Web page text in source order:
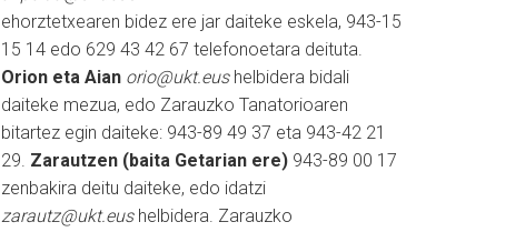
ehorztetxearen bidez ere jar daiteke eskela, 943-15
15 14 edo 629 43 42 67 telefonoetara deituta.
Orion eta Aian orio@ukt.eushelbidera bidali
daiteke mezua, edo Zarauzko Tanatorioaren
bitartez egin daiteke: 943-89 49 37 eta 943-42 21
29. Zarautzen (baita Getarian ere) 943-89 00 17
zenbakira deitu daiteke, edo idatzi
zarautz@ukt.eushelbidera. Zarauzko